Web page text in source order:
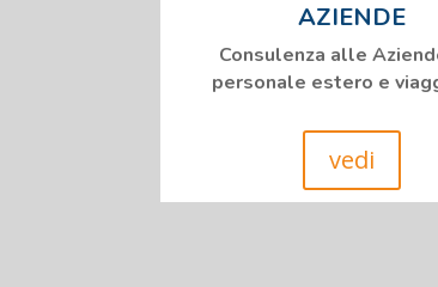
AZIENDE
Consulenza alle
personale estero e
vedi